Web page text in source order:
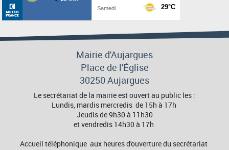
Mairie d'Aujargues
Place de l'Église
30250 Aujargues
Le secrétariat de la mairie est ouvert au public les :
Lundis, mardis mercredis de 15h à 17h
Jeudis de 9h30 à 11h30
et vendredis 14h30 à 17h
Accueil téléphonique aux heures d'ouverture du secrétariat